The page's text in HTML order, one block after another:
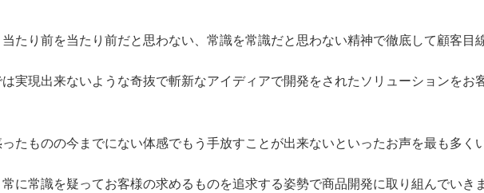
たり前を当たり前だと思わない、常識を常識だと思わない精神で徹底して顧客目
実現出来ないような奇抜で斬新なアイディアで開発をされたソリューションをお
たものの今までにない体感でもう手放すことが出来ないといったお声を最も多く
に常識を疑ってお客様の求めるものを追求する姿勢で商品開発に取り組んでいき